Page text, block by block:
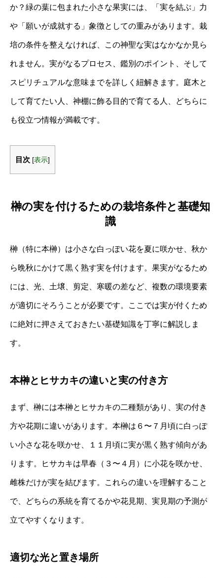
か？緑の葉に包まれた小さな果実には、「実を結ぶ」力
や「願いが成就する」象徴としての重みがあります。栽
培の条件を整えなければ、この神聖な実はなかなか見ら
れません。実がなるプロセス、鑑別のポイント、そして
スピリチュアルな意味までを詳しく紐解きます。庭木と
して育てたい人、神棚に飾る目的で育てる人、どちらに
も役立つ情報が満載です。
目次 [表示]
榊の実を付けるための栽培条件と基礎知
識
榊（特に本榊）は小さな白っぽい花を夏に咲かせ、秋か
ら晩秋にかけて黒く熟す実を付けます。果実がなるため
には、光、土壌、剪定、寒暖の差など、複数の環境要素
が適切にそろうことが必要です。ここでは実が付くため
に絶対に押さえておきたい基礎知識を丁寧に解説しま
す。
本榊とヒサカキの違いと実の付き方
まず、榊には本榊とヒサカキの二種類があり、実の付き
方や花期に違いがあります。本榊は６〜７月頃に白っぽ
い小さな花を咲かせ、１１月頃に実が黒く熟す傾向があ
ります。ヒサカキは早春（３〜４月）に小花を咲かせ、
雌株だけが実を結びます。これらの違いを理解すること
で、どちらの系統を育てるかや花見期、実見期の予測が
立てやすくなります。
適切な光と置き場所